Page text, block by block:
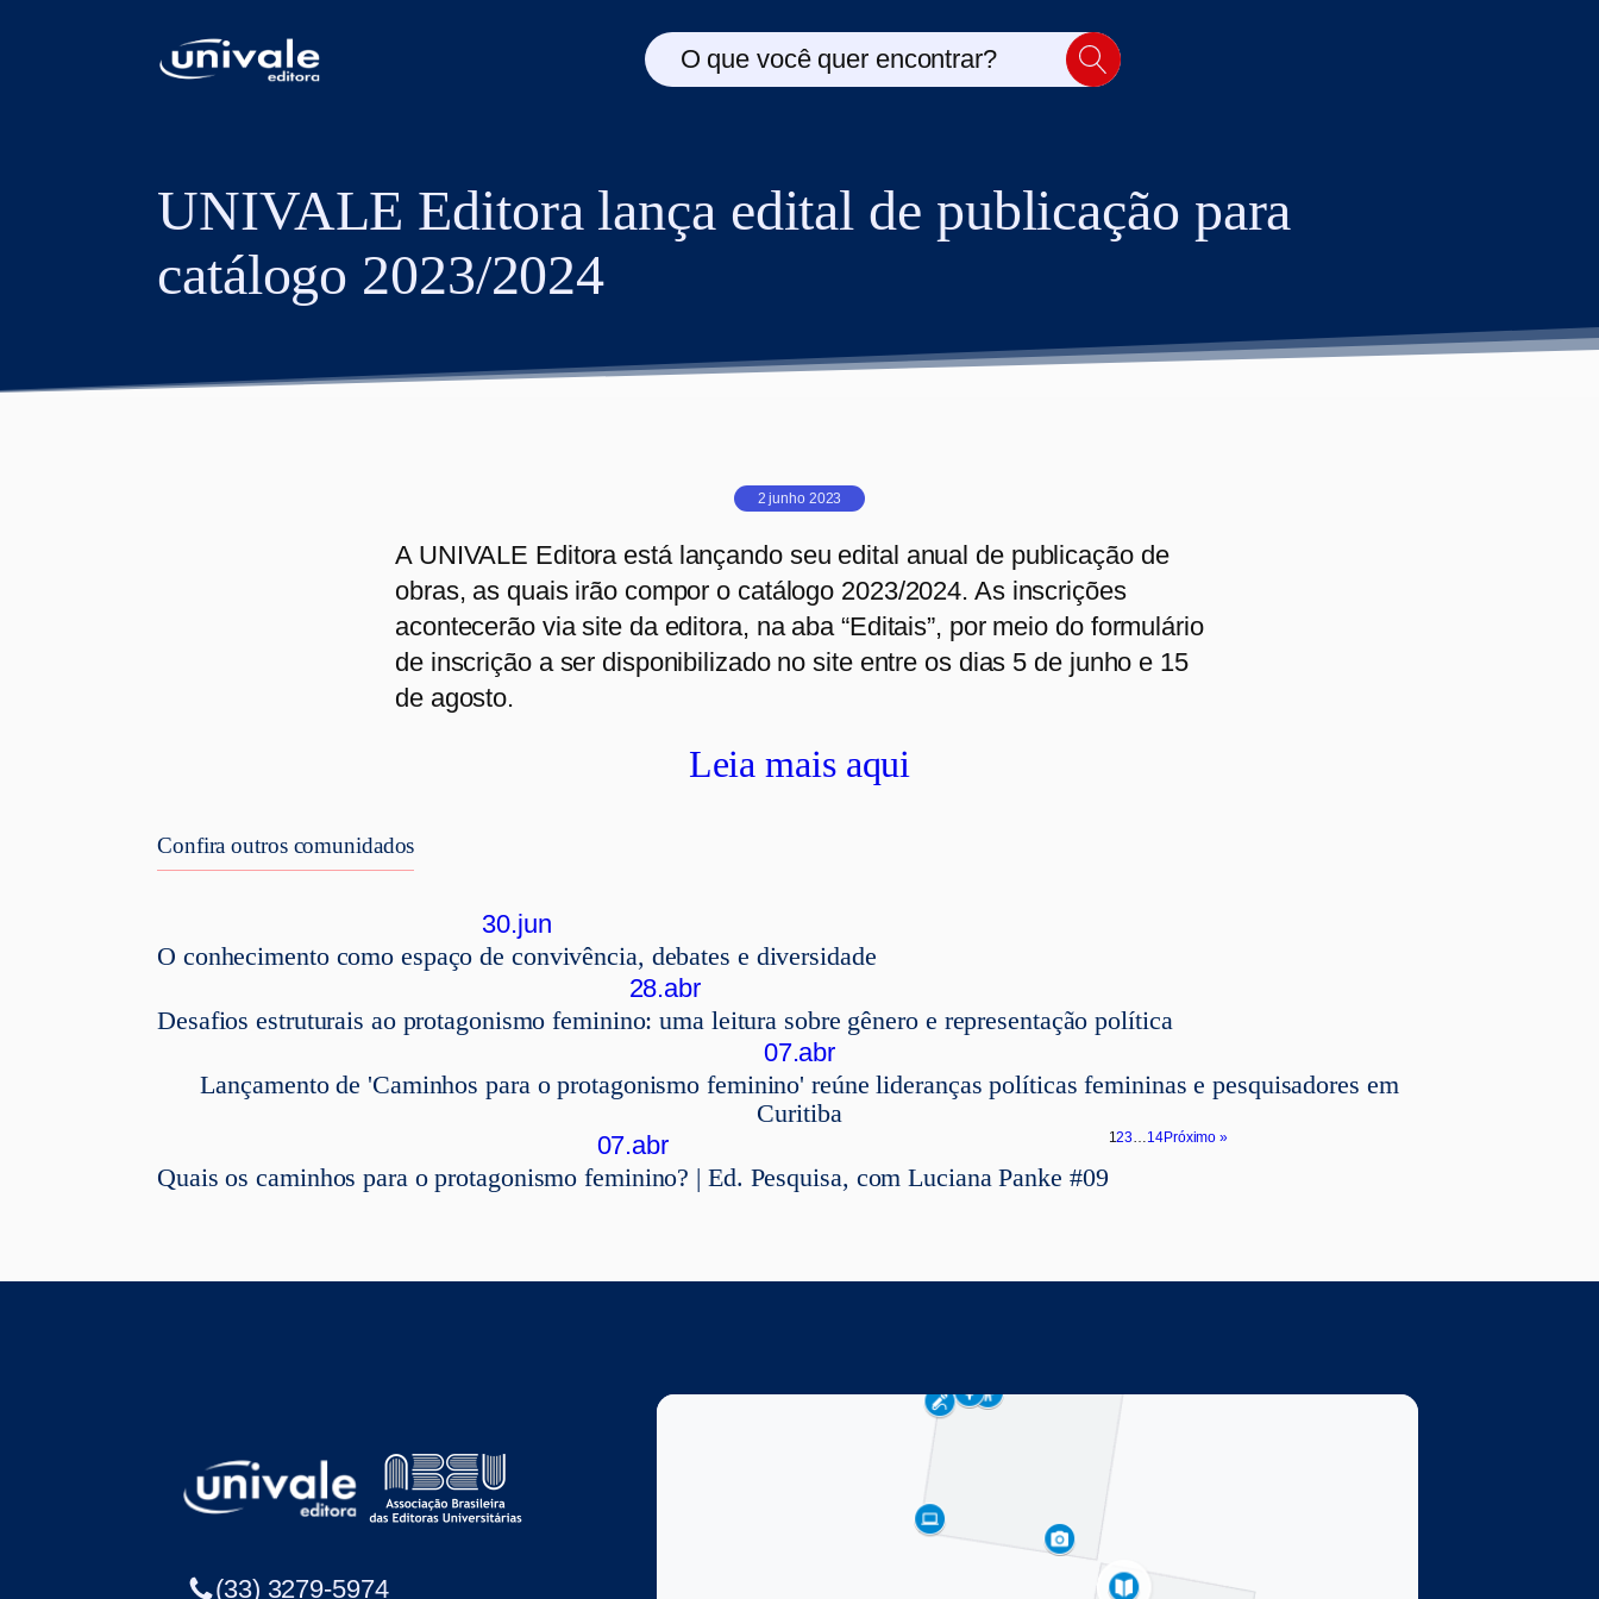
O que você quer encontrar?
UNIVALE Editora lança edital de publicação para
catálogo 2023/2024
2 junho 2023
A UNIVALE Editora está lançando seu edital anual de publicação de
obras, as quais irão compor o catálogo 2023/2024. As inscrições
acontecerão via site da editora, na aba “Editais”, por meio do formulário
de inscrição a ser disponibilizado no site entre os dias 5 de junho e 15
de agosto.
Leia mais aqui
Confira outros comunidados
30.jun
O conhecimento como espaço de convivência, debates e diversidade
28.abr
Desafios estruturais ao protagonismo feminino: uma leitura sobre gênero e representação política
07.abr
Lançamento de 'Caminhos para o protagonismo feminino' reúne lideranças políticas femininas e pesquisadores em
Curitiba
07.abr
Quais os caminhos para o protagonismo feminino? | Ed. Pesquisa, com Luciana Panke #09
123…14Próximo »
(33) 3279-5974